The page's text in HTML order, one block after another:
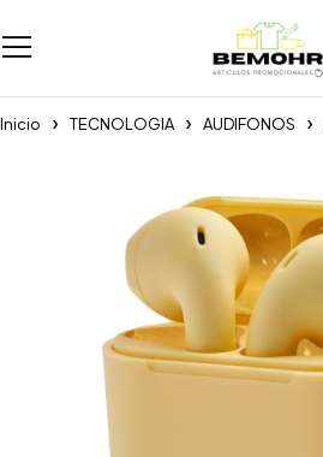
Inicio TECNOLOGIA AUDIFONOS